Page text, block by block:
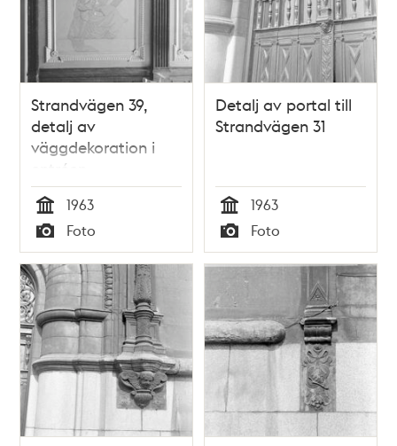
Strandvägen 39,
detalj av
väggdekoration i
entréen
Tid
1963
Typ
Foto
Detalj av portal till
Strandvägen 31
Tid
1963
Typ
Foto